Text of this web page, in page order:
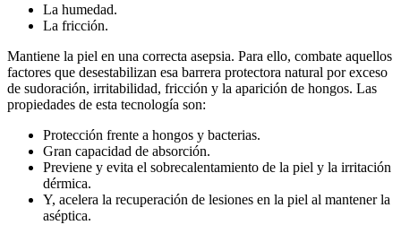
La humedad.
La fricción.
Mantiene la piel en una correcta asepsia. Para ello, combate aquellos
factores que desestabilizan esa barrera protectora natural por exceso
de sudoración, irritabilidad, fricción y la aparición de hongos. Las
propiedades de esta tecnología son:
Protección frente a hongos y bacterias.
Gran capacidad de absorción.
Previene y evita el sobrecalentamiento de la piel y la irritación
dérmica.
Y, acelera la recuperación de lesiones en la piel al mantener la
aséptica.